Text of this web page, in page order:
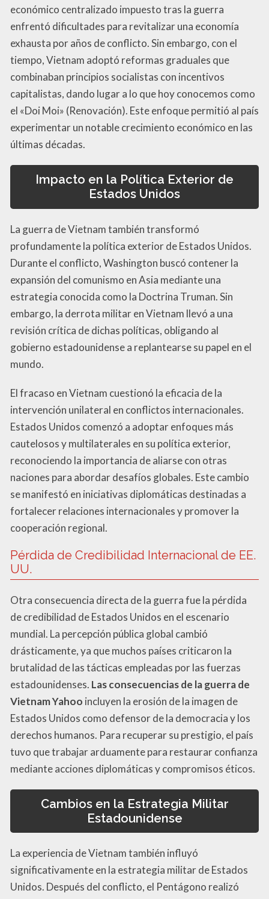
económico centralizado impuesto tras la guerra
enfrentó dificultades para revitalizar una economía
exhausta por años de conflicto. Sin embargo, con el
tiempo, Vietnam adoptó reformas graduales que
combinaban principios socialistas con incentivos
capitalistas, dando lugar a lo que hoy conocemos como
el «Doi Moi» (Renovación). Este enfoque permitió al país
experimentar un notable crecimiento económico en las
últimas décadas.
Impacto en la Política Exterior de
Estados Unidos
La guerra de Vietnam también transformó
profundamente la política exterior de Estados Unidos.
Durante el conflicto, Washington buscó contener la
expansión del comunismo en Asia mediante una
estrategia conocida como la Doctrina Truman. Sin
embargo, la derrota militar en Vietnam llevó a una
revisión crítica de dichas políticas, obligando al
gobierno estadounidense a replantearse su papel en el
mundo.
El fracaso en Vietnam cuestionó la eficacia de la
intervención unilateral en conflictos internacionales.
Estados Unidos comenzó a adoptar enfoques más
cautelosos y multilaterales en su política exterior,
reconociendo la importancia de aliarse con otras
naciones para abordar desafíos globales. Este cambio
se manifestó en iniciativas diplomáticas destinadas a
fortalecer relaciones internacionales y promover la
cooperación regional.
Pérdida de Credibilidad Internacional de EE.
UU.
Otra consecuencia directa de la guerra fue la pérdida
de credibilidad de Estados Unidos en el escenario
mundial. La percepción pública global cambió
drásticamente, ya que muchos países criticaron la
brutalidad de las tácticas empleadas por las fuerzas
estadounidenses. Las consecuencias de la guerra de
Vietnam Yahoo incluyen la erosión de la imagen de
Estados Unidos como defensor de la democracia y los
derechos humanos. Para recuperar su prestigio, el país
tuvo que trabajar arduamente para restaurar confianza
mediante acciones diplomáticas y compromisos éticos.
Cambios en la Estrategia Militar
Estadounidense
La experiencia de Vietnam también influyó
significativamente en la estrategia militar de Estados
Unidos. Después del conflicto, el Pentágono realizó